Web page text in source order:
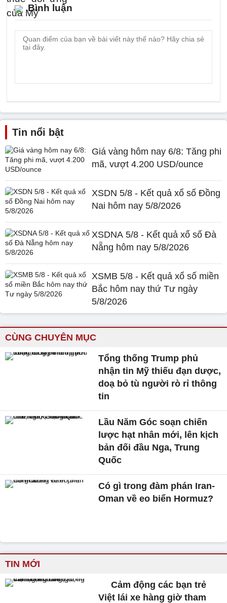
Bình luận
Tin nổi bật
Giá vàng hôm nay 6/8: Tăng phi
mã, vượt 4.200 USD/ounce
XSDN 5/8 - Kết quả xổ số Đồng
Nai hôm nay 5/8/2026
XSDNA 5/8 - Kết quả xổ số Đà
Nẵng hôm nay 5/8/2026
XSMB 5/8 - Kết quả xổ số miền
Bắc hôm nay thứ Tư ngày
5/8/2026
CÙNG CHUYÊN MỤC
Tổng thống Trump phủ
nhận tin Mỹ thiếu đạn dược,
doạ bỏ tù người rò rỉ thông
tin
Lầu Năm Góc soạn chiến
lược hạt nhân mới, lên kịch
bản đối đầu Nga, Trung
Quốc
Có gì trong đàm phán Iran-
Oman về eo biển Hormuz?
TIN MỚI
Cảm động các bạn trẻ
Việt lái xe hàng giờ tham